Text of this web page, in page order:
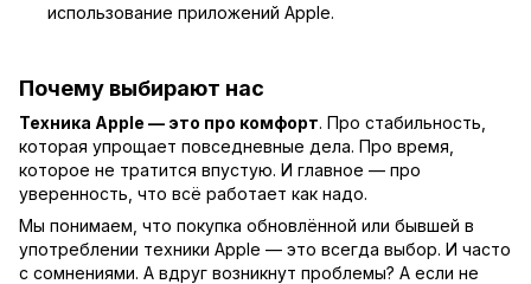
использование приложений Apple.
Почему выбирают нас
Техника Apple — это про комфорт. Про стабильность,
которая упрощает повседневные дела. Про время,
которое не тратится впустую. И главное — про
уверенность, что всё работает как надо.
Мы понимаем, что покупка обновлённой или бывшей в
употреблении техники Apple — это всегда выбор. И часто
с сомнениями. А вдруг возникнут проблемы? А если не